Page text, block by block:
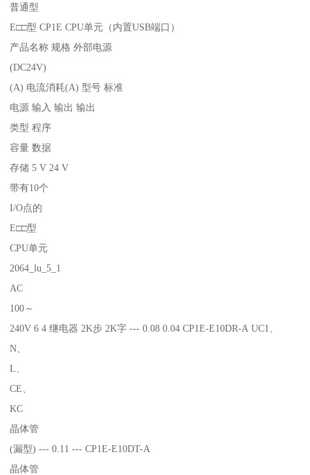
普通型
E□□型 CP1E CPU单元（内置USB端口）
产品名称 规格 外部电源
(DC24V)
(A) 电流消耗(A) 型号 标准
电源 输入 输出 输出
类型 程序
容量 数据
存储 5 V 24 V
带有10个
I/O点的
E□□型
CPU单元
2064_lu_5_1
AC
100～
240V 6 4 继电器 2K步 2K字 --- 0.08 0.04 CP1E-E10DR-A UC1、
N、
L、
CE、
KC
晶体管
(漏型) --- 0.11 --- CP1E-E10DT-A
晶体管